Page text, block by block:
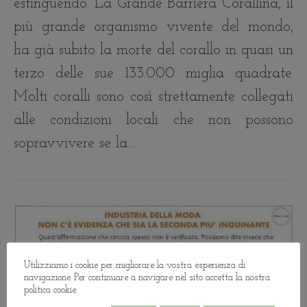
estinguendo. La Grande Barriera Corallina, il
più grande organismo vivente del mondo,
ha già subito la morte del corallo in quasi un
terzo delle sue 133.000 miglia quadrate.
Molti coralli sono così strettamente collegati
alle condizioni locali che non possono
sopravvivere se la…
Utilizziamo i cookie per migliorare la vostra esperienza di
navigazione. Per continuare a navigare nel sito accetta la nostra
politica cookie.